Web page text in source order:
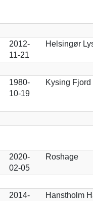
2012-
11-21
Helsingør
1980-
10-19
Kysing Fjord
2020-
02-05
Roshage
2014-
Hanstholm